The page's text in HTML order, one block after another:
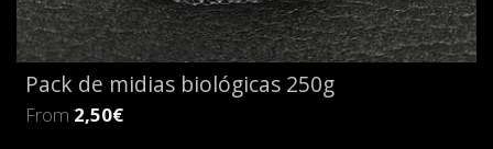
Pack de midias biológicas 250g
From 2,50€